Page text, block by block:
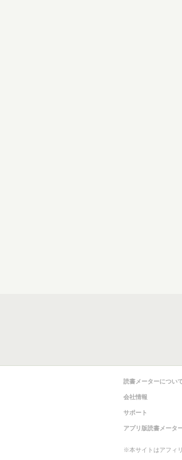
読書メーターについ
会社情報
サポート
アプリ版読書メータ
※本サイトはアフィ